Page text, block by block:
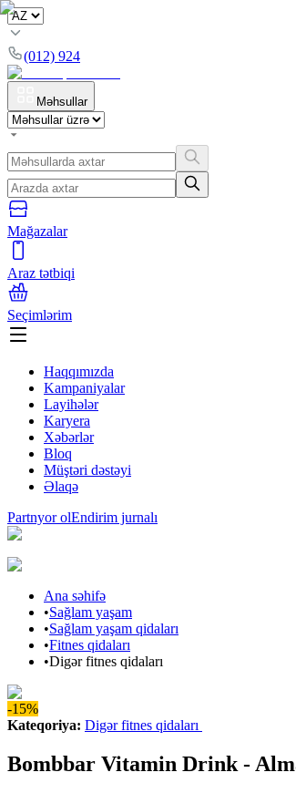
(012) 924
Məhsullar
Mağazalar
Araz tətbiqi
Seçimlərim
Haqqımızda
Kampaniyalar
Layihələr
Karyera
Xəbərlər
Bloq
Müştəri dəstəyi
Əlaqə
Partnyor olEndirim jurnalı
Ana səhifə
•Sağlam yaşam
•Sağlam yaşam qidaları
•Fitnes qidaları
•Digər fitnes qidaları
-15%
Kateqoriya: Digər fitnes qidaları
Bombbar Vitamin Drink -